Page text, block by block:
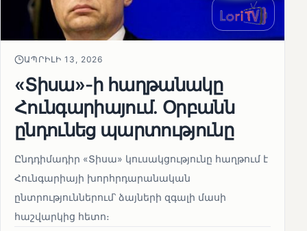
ԱՊՐԻԼԻ 13, 2026
«Տիսա»-ի հաղթանակը
Հունգարիայում․ Օրբանն
ընդունեց պարտությունը
Ընդդիմադիր «Տիսա» կուսակցությունը հաղթում է
Հունգարիայի խորհրդարանական
ընտրություններում՝ ձայների զգալի մասի
հաշվարկից հետո։